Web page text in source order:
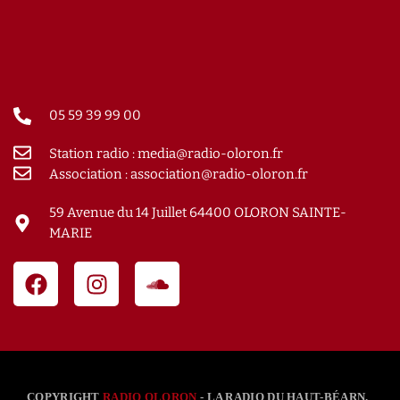
05 59 39 99 00
Station radio : media@radio-oloron.fr
Association : association@radio-oloron.fr
59 Avenue du 14 Juillet 64400 OLORON SAINTE-
MARIE
COPYRIGHTRADIO OLORON - LA RADIO DU HAUT-BÉARN.